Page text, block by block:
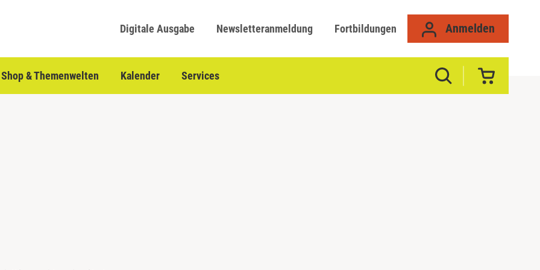
Digitale Ausgabe Newsletteranmeldung Fortbildungen Anmelden
Shop & Themenwelten Kalender Services